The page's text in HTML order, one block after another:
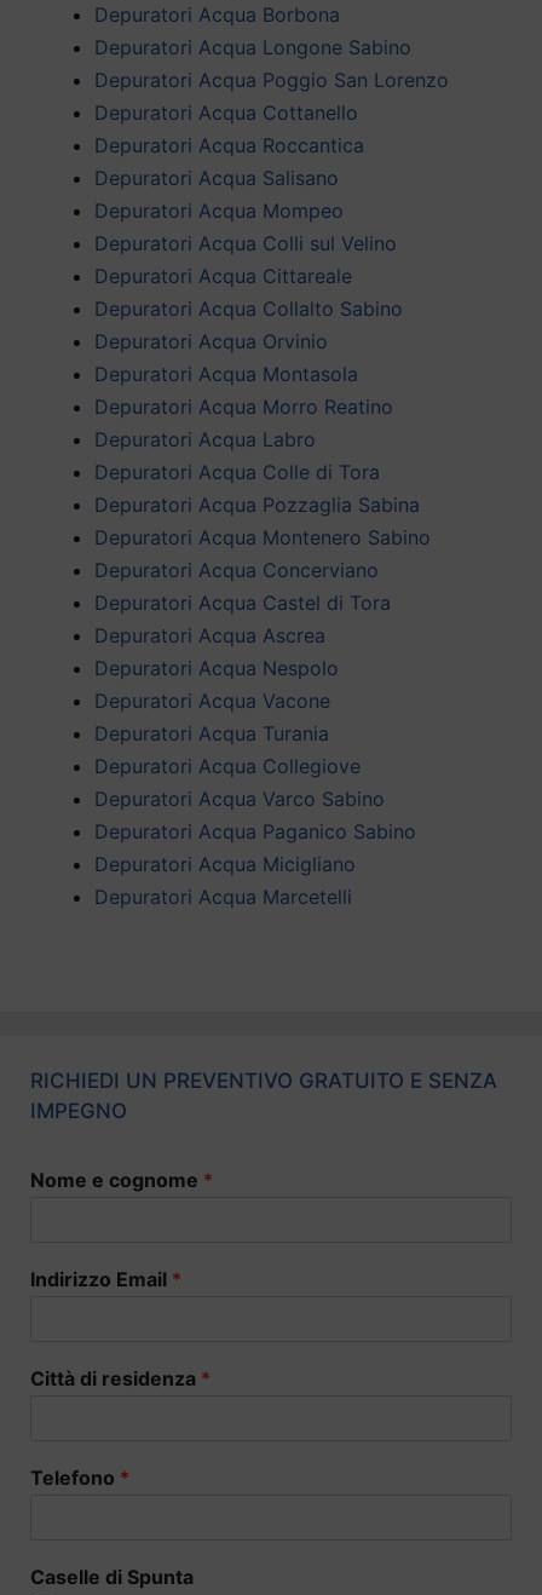
Depuratori Acqua Borbona
Depuratori Acqua Longone Sabino
Depuratori Acqua Poggio San Lorenzo
Depuratori Acqua Cottanello
Depuratori Acqua Roccantica
Depuratori Acqua Salisano
Depuratori Acqua Mompeo
Depuratori Acqua Colli sul Velino
Depuratori Acqua Cittareale
Depuratori Acqua Collalto Sabino
Depuratori Acqua Orvinio
Depuratori Acqua Montasola
Depuratori Acqua Morro Reatino
Depuratori Acqua Labro
Depuratori Acqua Colle di Tora
Depuratori Acqua Pozzaglia Sabina
Depuratori Acqua Montenero Sabino
Depuratori Acqua Concerviano
Depuratori Acqua Castel di Tora
Depuratori Acqua Ascrea
Depuratori Acqua Nespolo
Depuratori Acqua Vacone
Depuratori Acqua Turania
Depuratori Acqua Collegiove
Depuratori Acqua Varco Sabino
Depuratori Acqua Paganico Sabino
Depuratori Acqua Micigliano
Depuratori Acqua Marcetelli
RICHIEDI UN PREVENTIVO GRATUITO E SENZA
IMPEGNO
Nome e cognome *
Indirizzo Email *
Città di residenza *
Telefono *
Caselle di Spunta